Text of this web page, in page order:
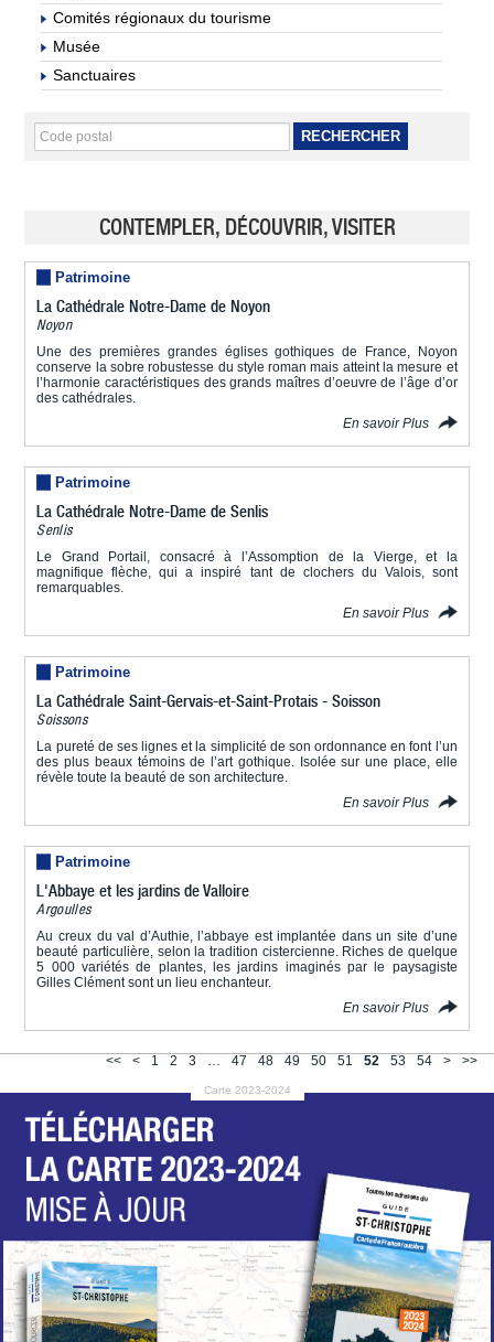
Comités régionaux du tourisme
Musée
Sanctuaires
RECHERCHER
CONTEMPLER, DÉCOUVRIR, VISITER
Patrimoine
La Cathédrale Notre-Dame de Noyon
Noyon
Une des premières grandes églises gothiques de France, Noyon
conserve la sobre robustesse du style roman mais atteint la mesure et
l’harmonie caractéristiques des grands maîtres d’oeuvre de l’âge d’or
des cathédrales.
En savoir Plus
Patrimoine
La Cathédrale Notre-Dame de Senlis
Senlis
Le Grand Portail, consacré à l’Assomption de la Vierge, et la
magnifique flèche, qui a inspiré tant de clochers du Valois, sont
remarquables.
En savoir Plus
Patrimoine
La Cathédrale Saint-Gervais-et-Saint-Protais - Soisson
Soissons
La pureté de ses lignes et la simplicité de son ordonnance en font l’un
des plus beaux témoins de l’art gothique. Isolée sur une place, elle
révèle toute la beauté de son architecture.
En savoir Plus
Patrimoine
L'Abbaye et les jardins de Valloire
Argoulles
Au creux du val d’Authie, l’abbaye est implantée dans un site d’une
beauté particulière, selon la tradition cistercienne. Riches de quelque
5 000 variétés de plantes, les jardins imaginés par le paysagiste
Gilles Clément sont un lieu enchanteur.
En savoir Plus
<< < 1 2 3 … 47 48 49 50 51 52 53 54 > >>
Carte 2023-2024